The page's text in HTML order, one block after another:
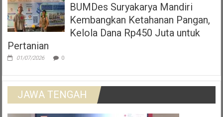
BUMDes Suryakarya Mandiri
Kembangkan Ketahanan Pangan,
Kelola Dana Rp450 Juta untuk
Pertanian
01/07/2026 0
JAWA TENGAH